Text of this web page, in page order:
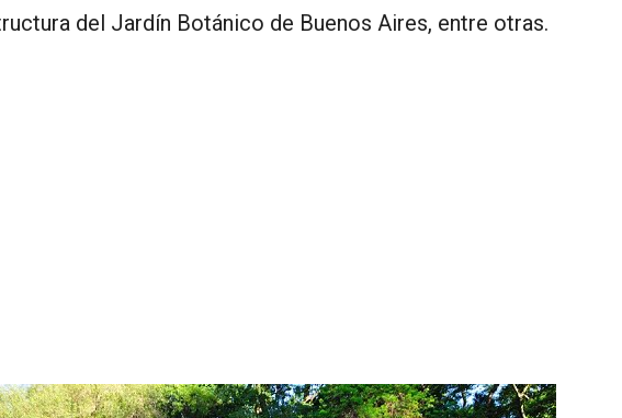
del Jardín Botánico de Buenos Aires, entre otras.